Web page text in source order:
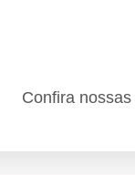
Confira